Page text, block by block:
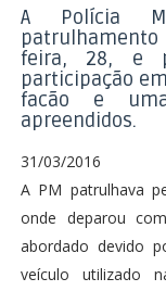
o
k
g
e
r
A Polícia
feira, 28, e
participação
facão e
apreendidos.
31/03/2016
A PM patrulhava
onde deparou
abordado devido
veículo utilizado